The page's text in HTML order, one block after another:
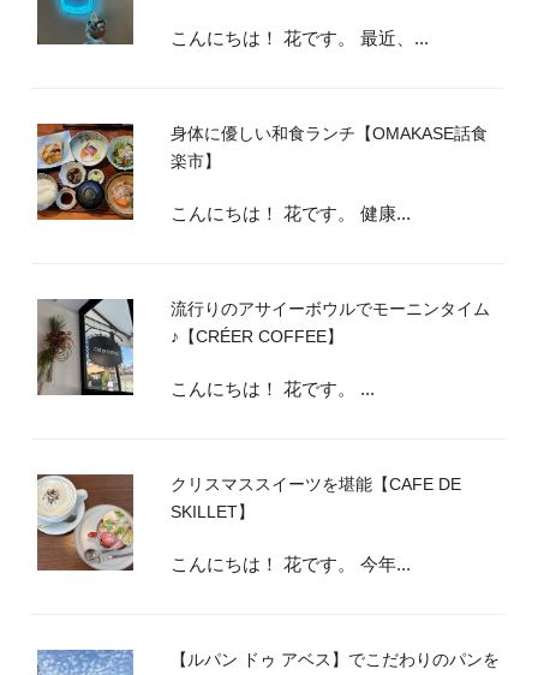
こんにちは！ 花です。 最近、...
身体に優しい和食ランチ【OMAKASE話食
楽市】
こんにちは！ 花です。 健康...
流行りのアサイーボウルでモーニンタイム
♪【CRÉER COFFEE】
こんにちは！ 花です。 ...
クリスマススイーツを堪能【CAFE DE
SKILLET】
こんにちは！ 花です。 今年...
【ルパン ドゥ アベス】でこだわりのパンを